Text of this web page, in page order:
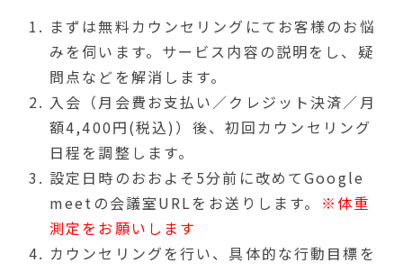
まずは無料カウンセリングにてお客様のお悩
みを伺います。サービス内容の説明をし、疑
問点などを解消します。
入会（月会費お支払い／クレジット決済／月
額4,400円(税込)）後、初回カウンセリング
日程を調整します。
設定日時のおおよそ5分前に改めてGoogle
meetの会議室URLをお送りします。
※体重
測定をお願いします
カウンセリングを行い、具体的な行動目標を